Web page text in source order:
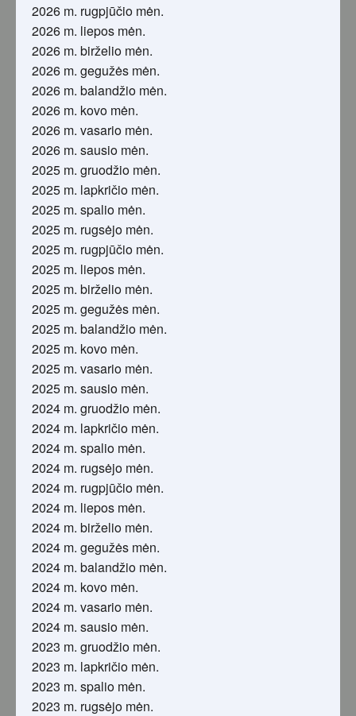
2026 m. rugpjūčio mėn.
2026 m. liepos mėn.
2026 m. birželio mėn.
2026 m. gegužės mėn.
2026 m. balandžio mėn.
2026 m. kovo mėn.
2026 m. vasario mėn.
2026 m. sausio mėn.
2025 m. gruodžio mėn.
2025 m. lapkričio mėn.
2025 m. spalio mėn.
2025 m. rugsėjo mėn.
2025 m. rugpjūčio mėn.
2025 m. liepos mėn.
2025 m. birželio mėn.
2025 m. gegužės mėn.
2025 m. balandžio mėn.
2025 m. kovo mėn.
2025 m. vasario mėn.
2025 m. sausio mėn.
2024 m. gruodžio mėn.
2024 m. lapkričio mėn.
2024 m. spalio mėn.
2024 m. rugsėjo mėn.
2024 m. rugpjūčio mėn.
2024 m. liepos mėn.
2024 m. birželio mėn.
2024 m. gegužės mėn.
2024 m. balandžio mėn.
2024 m. kovo mėn.
2024 m. vasario mėn.
2024 m. sausio mėn.
2023 m. gruodžio mėn.
2023 m. lapkričio mėn.
2023 m. spalio mėn.
2023 m. rugsėjo mėn.